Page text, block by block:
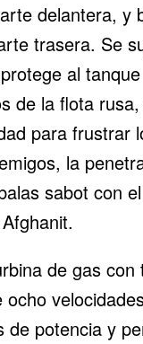
delantera, y
trasera. Se
al
de la flota
para frustrar
la
sabot con
de gas con
ocho
de potencia y